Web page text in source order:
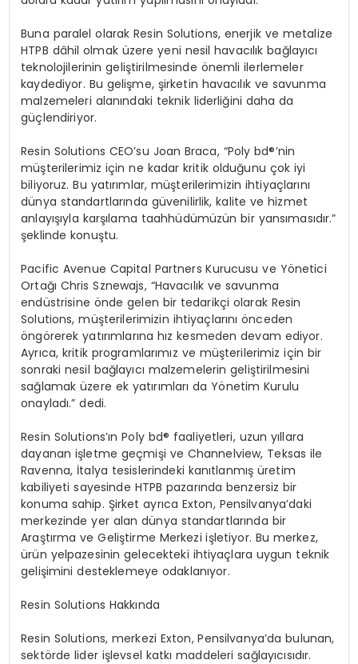
Buna paralel olarak Resin Solutions, enerjik ve metalize
HTPB dâhil olmak üzere yeni nesil havacılık bağlayıcı
teknolojilerinin geliştirilmesinde önemli ilerlemeler
kaydediyor. Bu gelişme, şirketin havacılık ve savunma
malzemeleri alanındaki teknik liderliğini daha da
güçlendiriyor.
Resin Solutions CEO’su Joan Braca, “Poly bd®’nin
müşterilerimiz için ne kadar kritik olduğunu çok iyi
biliyoruz. Bu yatırımlar, müşterilerimizin ihtiyaçlarını
dünya standartlarında güvenilirlik, kalite ve hizmet
anlayışıyla karşılama taahhüdümüzün bir yansımasıdır.”
şeklinde konuştu.
Pacific Avenue Capital Partners Kurucusu ve Yönetici
Ortağı Chris Sznewajs, “Havacılık ve savunma
endüstrisine önde gelen bir tedarikçi olarak Resin
Solutions, müşterilerimizin ihtiyaçlarını önceden
öngörerek yatırımlarına hız kesmeden devam ediyor.
Ayrıca, kritik programlarımız ve müşterilerimiz için bir
sonraki nesil bağlayıcı malzemelerin geliştirilmesini
sağlamak üzere ek yatırımları da Yönetim Kurulu
onayladı.” dedi.
Resin Solutions’ın Poly bd® faaliyetleri, uzun yıllara
dayanan işletme geçmişi ve Channelview, Teksas ile
Ravenna, İtalya tesislerindeki kanıtlanmış üretim
kabiliyeti sayesinde HTPB pazarında benzersiz bir
konuma sahip. Şirket ayrıca Exton, Pensilvanya’daki
merkezinde yer alan dünya standartlarında bir
Araştırma ve Geliştirme Merkezi işletiyor. Bu merkez,
ürün yelpazesinin gelecekteki ihtiyaçlara uygun teknik
gelişimini desteklemeye odaklanıyor.
Resin Solutions Hakkında
Resin Solutions, merkezi Exton, Pensilvanya’da bulunan,
sektörde lider işlevsel katkı maddeleri sağlayıcısıdır.